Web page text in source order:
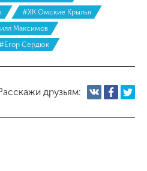
#ХК Омские Крылья
Максимов
Сердюк
друзьям: